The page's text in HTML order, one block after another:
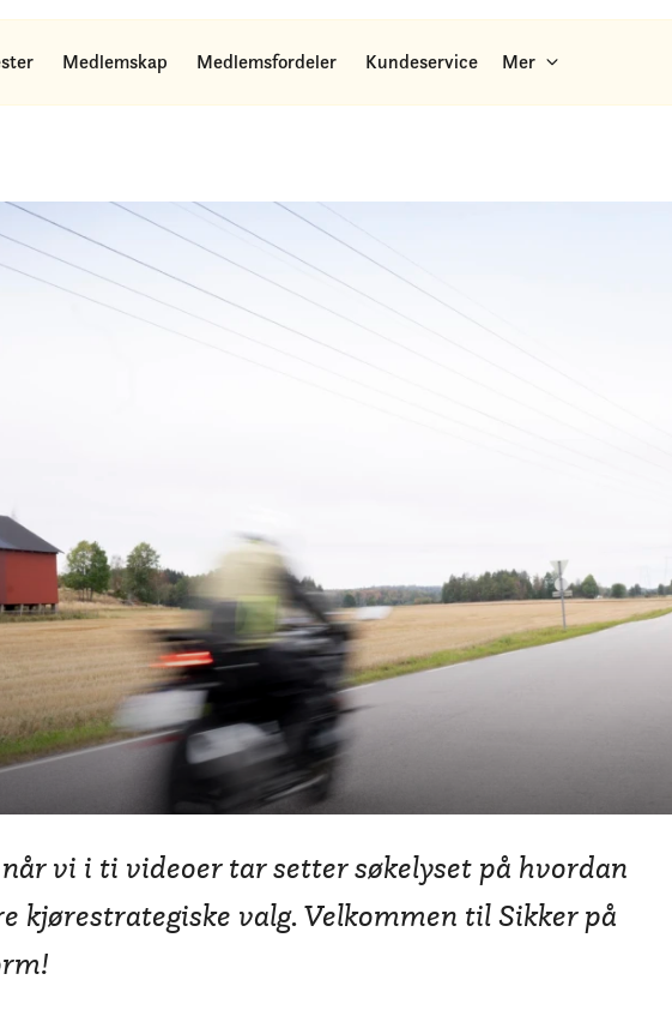
Medlemskap Medlemsfordeler Kundeservice Mer
med NAF MC!
vi i ti videoer tar setter søkelyset på hvordan
kjørestrategiske valg. Velkommen til Sikker på